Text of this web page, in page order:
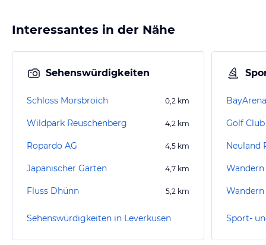
Interessantes in der Nähe
Sehenswürdigkeiten
Schloss Morsbroich 0,2 km
Wildpark Reuschenberg 4,2 km
Ropardo AG 4,5 km
Japanischer Garten 4,7 km
Fluss Dhünn 5,2 km
Sehenswürdigkeiten in Leverkusen
Golf Club
Neuland